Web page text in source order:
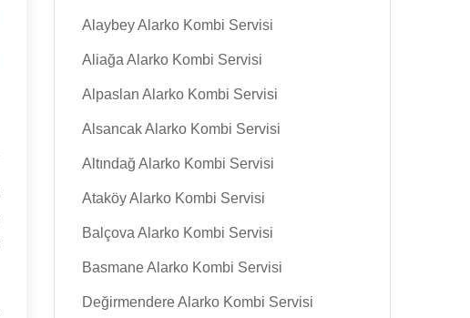
Alaybey Alarko Kombi Servisi
Aliağa Alarko Kombi Servisi
Alpaslan Alarko Kombi Servisi
Alsancak Alarko Kombi Servisi
Altındağ Alarko Kombi Servisi
Ataköy Alarko Kombi Servisi
Balçova Alarko Kombi Servisi
Basmane Alarko Kombi Servisi
Değirmendere Alarko Kombi Servisi